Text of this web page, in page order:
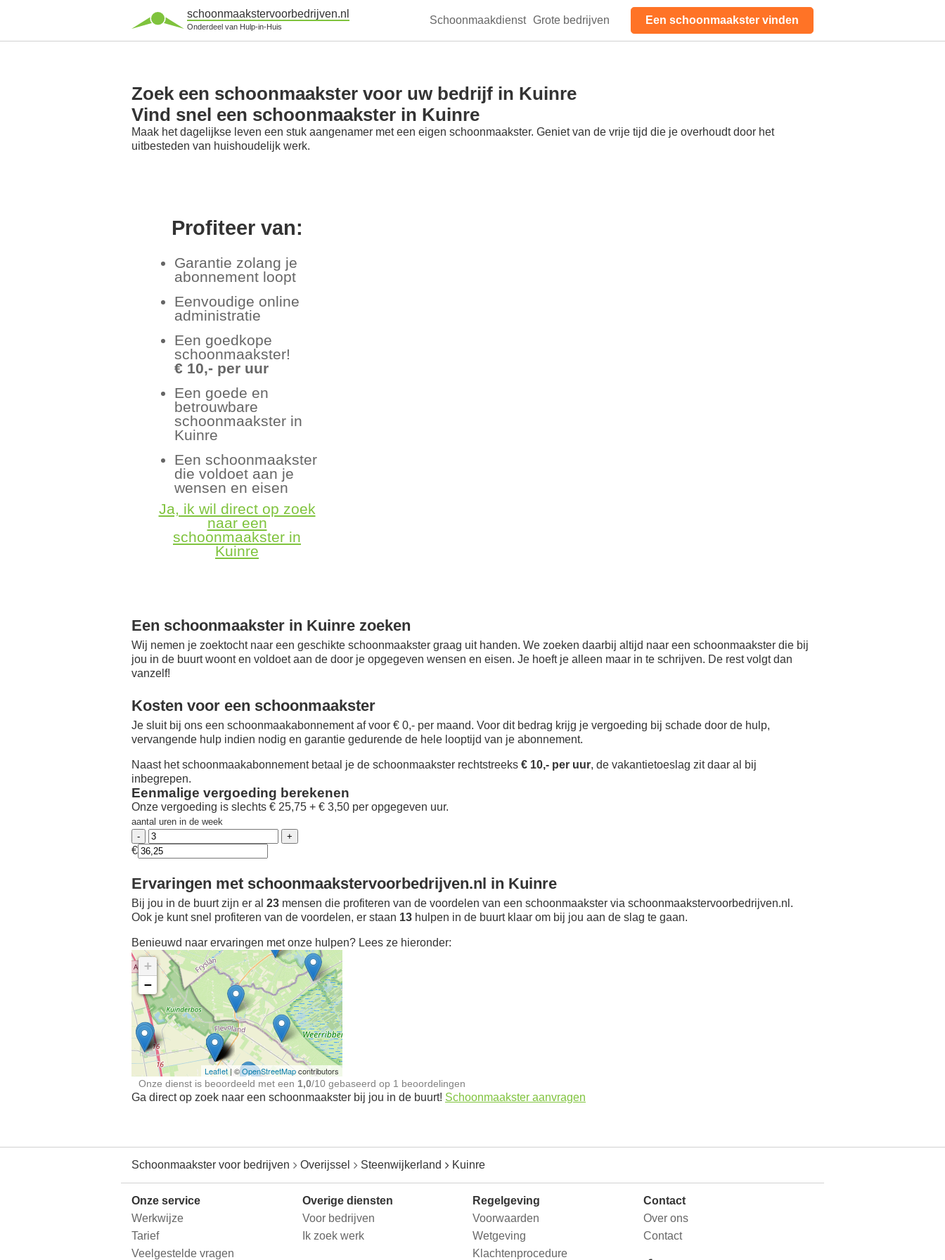
schoonmaakstervoorbedrijven.nl
Onderdeel van Hulp-in-Huis
Schoonmaakdienst Grote bedrijven Een schoonmaakster vinden
Zoek een schoonmaakster voor uw bedrijf in Kuinre
Vind snel een schoonmaakster in Kuinre
Maak het dagelijkse leven een stuk aangenamer met een eigen schoonmaakster. Geniet van de vrije tijd die je overhoudt door het
uitbesteden van huishoudelijk werk.
Profiteer van:
Garantie zolang je
abonnement loopt
Eenvoudige online
administratie
Een goedkope
schoonmaakster!
€ 10,- per uur
Een goede en
betrouwbare
schoonmaakster in
Kuinre
Een schoonmaakster
die voldoet aan je
wensen en eisen
Ja, ik wil direct op zoek
naar een
schoonmaakster in
Kuinre
Een schoonmaakster in Kuinre zoeken
Wij nemen je zoektocht naar een geschikte schoonmaakster graag uit handen. We zoeken daarbij altijd naar een schoonmaakster die bij
jou in de buurt woont en voldoet aan de door je opgegeven wensen en eisen. Je hoeft je alleen maar in te schrijven. De rest volgt dan
vanzelf!
Kosten voor een schoonmaakster
Je sluit bij ons een schoonmaakabonnement af voor € 0,- per maand. Voor dit bedrag krijg je vergoeding bij schade door de hulp,
vervangende hulp indien nodig en garantie gedurende de hele looptijd van je abonnement.
Naast het schoonmaakabonnement betaal je de schoonmaakster rechtstreeks € 10,- per uur, de vakantietoeslag zit daar al bij
inbegrepen.
Eenmalige vergoeding berekenen
Onze vergoeding is slechts € 25,75 + € 3,50 per opgegeven uur.
aantal uren in de week
€
Ervaringen met schoonmaakstervoorbedrijven.nl in Kuinre
Bij jou in de buurt zijn er al 23 mensen die profiteren van de voordelen van een schoonmaakster via schoonmaakstervoorbedrijven.nl.
Ook je kunt snel profiteren van de voordelen, er staan 13 hulpen in de buurt klaar om bij jou aan de slag te gaan.
Benieuwd naar ervaringen met onze hulpen? Lees ze hieronder:
Ontdek meer ervaringen
Schoonmaakster bij
jou in de buurt
+
−
Leaflet | ©OpenStreetMapcontributors
Onze dienst is beoordeeld met een 1,0/10 gebaseerd op 1 beoordelingen
Ga direct op zoek naar een schoonmaakster bij jou in de buurt! Schoonmaakster aanvragen
Schoonmaakster voor bedrijven Overijssel Steenwijkerland Kuinre
Onze service
Werkwijze
Tarief
Veelgestelde vragen
Overige diensten
Voor bedrijven
Ik zoek werk
Regelgeving
Voorwaarden
Wetgeving
Klachtenprocedure
Contact
Over ons
Contact